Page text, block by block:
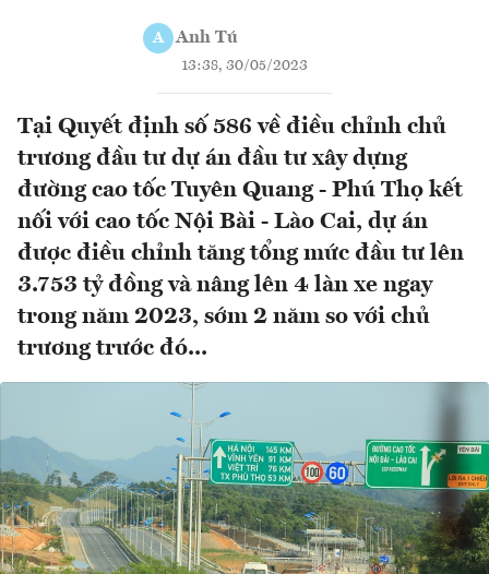
A Anh Tú
13:38, 30/05/2023
Tại Quyết định số 586 về điều chỉnh chủ
trương đầu tư dự án đầu tư xây dựng
đường cao tốc Tuyên Quang - Phú Thọ kết
nối với cao tốc Nội Bài - Lào Cai, dự án
được điều chỉnh tăng tổng mức đầu tư lên
3.753 tỷ đồng và nâng lên 4 làn xe ngay
trong năm 2023, sớm 2 năm so với chủ
trương trước đó...